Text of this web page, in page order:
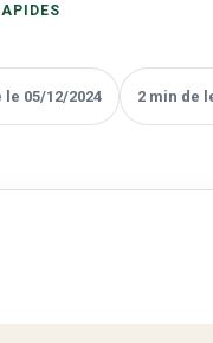
le 05/12/2024 2 min de